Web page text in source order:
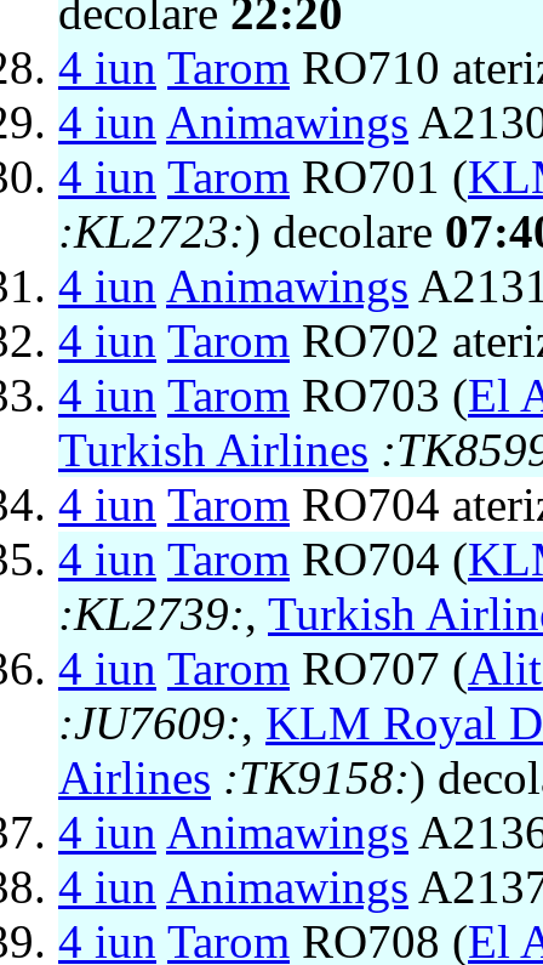
decolare 22:20
4 iun Tarom RO710
4 iun Animawings
4 iun Tarom RO701 (
:KL2723:) decolare
4 iun Animawings
4 iun Tarom RO702
4 iun Tarom RO703 (El
Turkish Airlines
4 iun Tarom RO704
4 iun Tarom RO704 (
:KL2739:, Turkish
4 iun Tarom RO707 (
:JU7609:, KLM Royal
Airlines :TK9158:)
4 iun Animawings
4 iun Animawings
4 iun Tarom RO708 (El